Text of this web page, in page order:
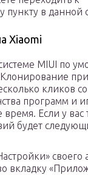
пункту в данной
Xiaomi
MIUI по
кликов
программ и
время. Если у
будет
своего
вкладку